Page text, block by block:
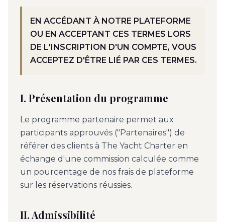
EN ACCÉDANT À NOTRE PLATEFORME
OU EN ACCEPTANT CES TERMES LORS
DE L'INSCRIPTION D'UN COMPTE, VOUS
ACCEPTEZ D'ÊTRE LIÉ PAR CES TERMES.
I. Présentation du programme
Le programme partenaire permet aux
participants approuvés ("Partenaires") de
référer des clients à The Yacht Charter en
échange d'une commission calculée comme
un pourcentage de nos frais de plateforme
sur les réservations réussies.
II. Admissibilité